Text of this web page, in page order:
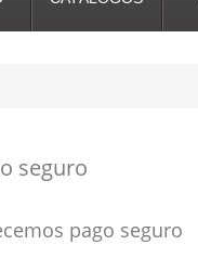
seguro
pago seguro